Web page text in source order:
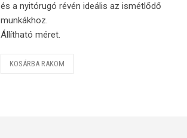
és a nyitórugó révén ideális az ismétlődő
munkákhoz.
Állítható méret.
KOSÁRBA RAKOM